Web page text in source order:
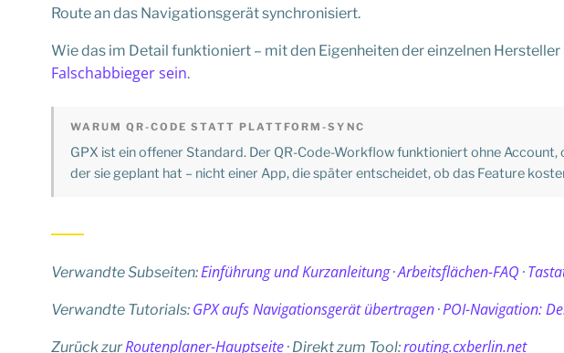
Route an das Navigationsgerät synchronisiert.
Wie das im Detail funktioniert – mit den Eigenheiten der einzelnen
Falschabbieger sein.
WARUM QR-CODE STATT PLATTFORM-SYNC
GPX ist ein offener Standard. Der QR-Code-Workflow funktioniert ohne
der sie geplant hat – nicht einer App, die später entscheidet, ob das Feature
Verwandte Subseiten:Einführung und Kurzanleitung·Arbeitsflächen-FAQ ·
Verwandte Tutorials: GPX aufs Navigationsgerät übertragen ·POI-Navigation:
Zurück zurRoutenplaner-Hauptseite · Direkt zum Tool:routing.cxberlin.net